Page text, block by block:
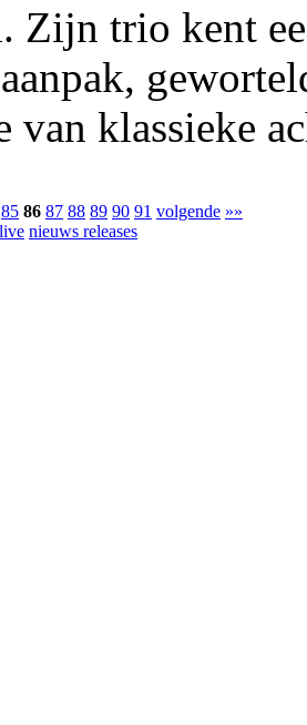
Zijn trio kent
van klassieke
85 86 87 88 89 90 91 volgende »»
nieuws releases